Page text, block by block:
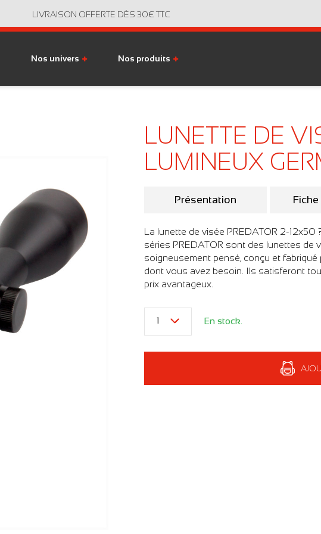
LIVRAISON OFFERTE DÈS 30€ TTC
Nos univers Nos produits
LUNETTE DE
LUMINEUX
Présentation
La lunette de visée PREDATOR 2-
séries PREDATOR sont des lunettes de
soigneusement pensé, conçu et
dont vous avez besoin. Ils satisferont
prix avantageux.
1 En stock.